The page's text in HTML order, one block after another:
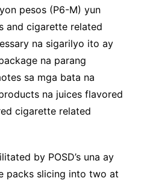
pesos (P6-M) yun
and cigarette related
na sigarilyo ito ay
na parang
sa mga bata na
na juices flavored
cigarette related
by POSD’s una ay
packs slicing into two at